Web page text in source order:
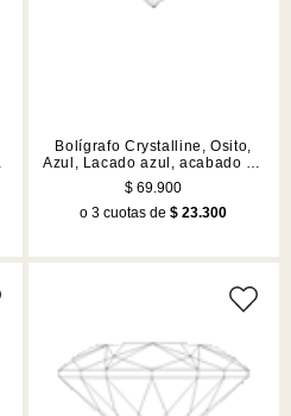
Bolígrafo Crystalline, Osito,
Azul, Lacado azul, acabado en
tono cromado
$ 69.900
o 3 cuotas de$ 23.300